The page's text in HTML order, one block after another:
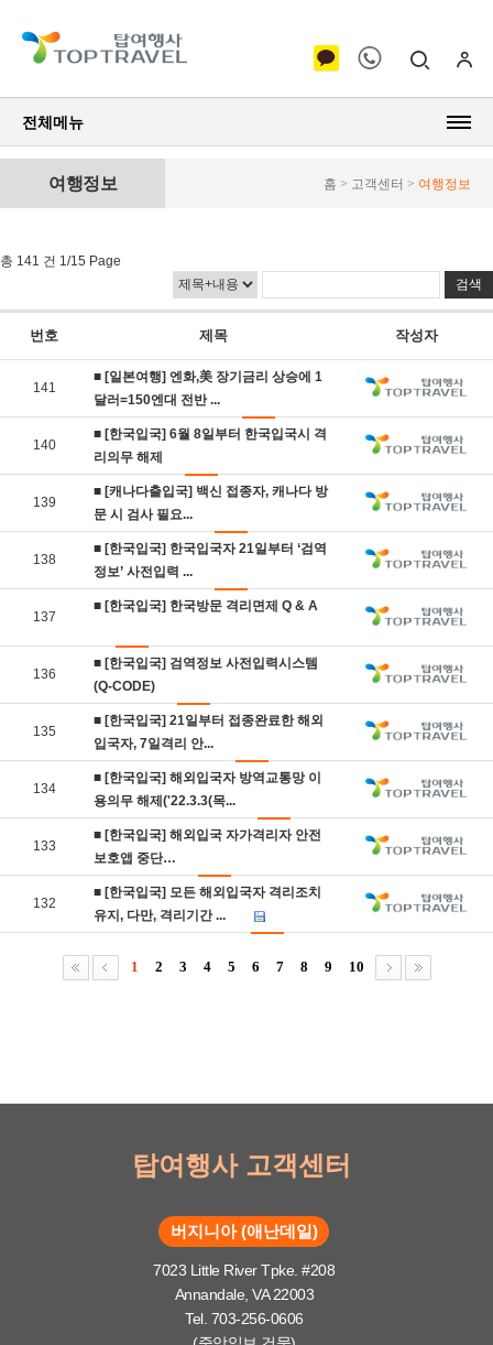
전체메뉴
홈 > 고객센터 > 여행정보
여행정보
총 141 건 1/15 Page
번호 제목 작성자
141
■ [일본여행] 엔화,美 장기금리 상승에 1
달러=150엔대 전반 ...
140
■ [한국입국] 6월 8일부터 한국입국시 격
리의무 해제
139
■ [캐나다출입국] 백신 접종자, 캐나다 방
문 시 검사 필요...
138
■ [한국입국] 한국입국자 21일부터 ‘검역
정보’ 사전입력 ...
137
■ [한국입국] 한국방문 격리면제 Q & A
136
■ [한국입국] 검역정보 사전입력시스템
(Q-CODE)
135
■ [한국입국] 21일부터 접종완료한 해외
입국자, 7일격리 안...
134
■ [한국입국] 해외입국자 방역교통망 이
용의무 해제('22.3.3(목...
133
■ [한국입국] 해외입국 자가격리자 안전
보호앱 중단…
132
■ [한국입국] 모든 해외입국자 격리조치
유지, 다만, 격리기간 ...
1 2 3 4 5 6 7 8 9 10
탑여행사 고객센터
버지니아 (애난데일)
7023 Little River Tpke. #208
Annandale, VA 22003
Tel. 703-256-0606